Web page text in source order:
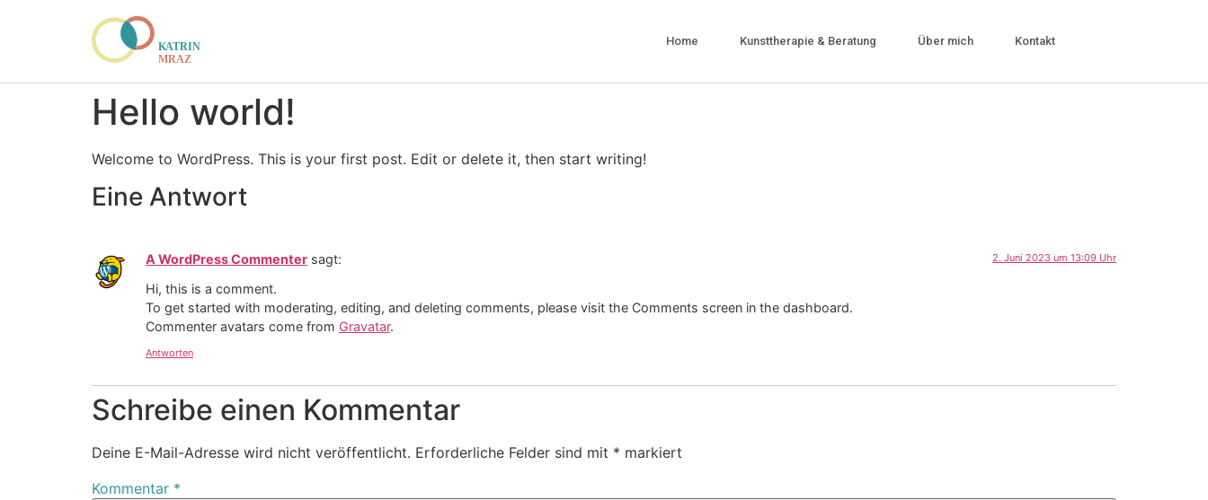
Home Kunsttherapie & Beratung Über mich Kontakt
Hello world!
Welcome to WordPress. This is your first post. Edit or delete it, then start writing!
Eine Antwort
A WordPress Commenter sagt: 2. Juni 2023 um 13:09 Uhr
Hi, this is a comment.
To get started with moderating, editing, and deleting comments, please visit the Comments screen in the dashboard.
Commenter avatars come from Gravatar.
Antworten
Schreibe einen Kommentar
Deine E-Mail-Adresse wird nicht veröffentlicht. Erforderliche Felder sind mit * markiert
Kommentar *